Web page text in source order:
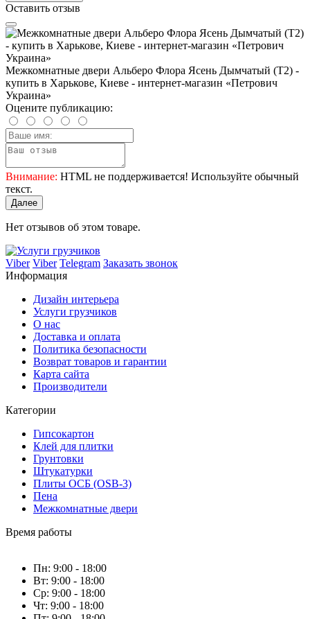
Оставить отзыв
Межкомнатные двери Альберо Флора Ясень Дымчатый (Т2) -
купить в Харькове, Киеве - интернет-магазин «Петрович
Украина»
Оцените публикацию:
Внимание: HTML не поддерживается! Используйте обычный
текст.
Далее
Нет отзывов об этом товаре.
Viber Viber Telegram Заказать звонок
Информация
Дизайн интерьера
Услуги грузчиков
О нас
Доставка и оплата
Политика безопасности
Возврат товаров и гарантии
Карта сайта
Производители
Категории
Гипсокартон
Клей для плитки
Грунтовки
Штукатурки
Плиты ОСБ (OSB-3)
Пена
Межкомнатные двери
Время работы
Пн: 9:00 - 18:00
Вт: 9:00 - 18:00
Ср: 9:00 - 18:00
Чт: 9:00 - 18:00